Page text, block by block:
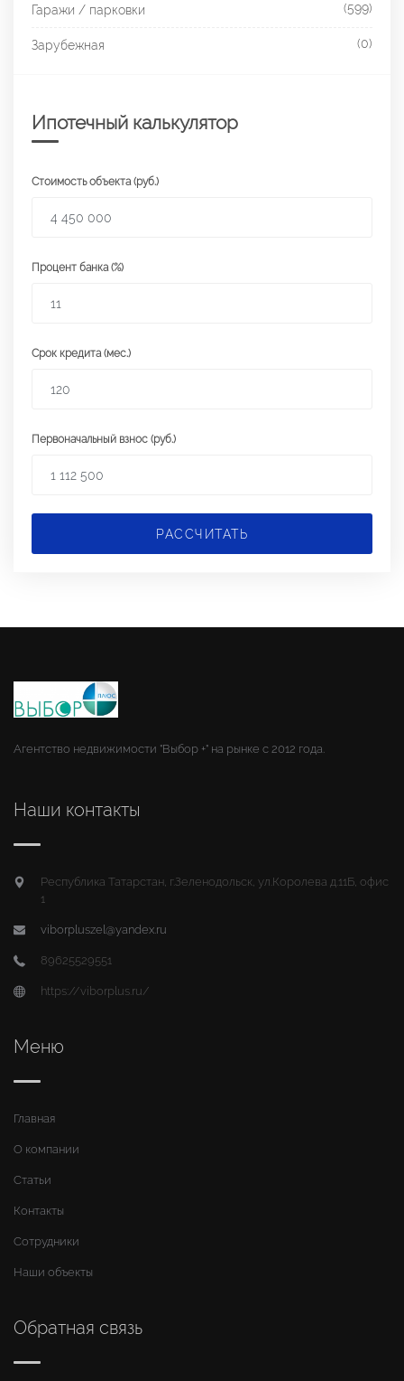
Гаражи / парковки (599)
Зарубежная (0)
Ипотечный калькулятор
Стоимость объекта (руб.)
Процент банка (%)
Срок кредита (мес.)
Первоначальный взнос (руб.)
РАССЧИТАТЬ
Агентство недвижимости "Выбор +" на рынке с 2012 года.
Наши контакты
Республика Татарстан, г.Зеленодольск, ул.Королева д.11Б, офис
1
viborpluszel@yandex.ru
89625529551
https://viborplus.ru/
Меню
Главная
О компании
Статьи
Контакты
Сотрудники
Наши объекты
Обратная связь